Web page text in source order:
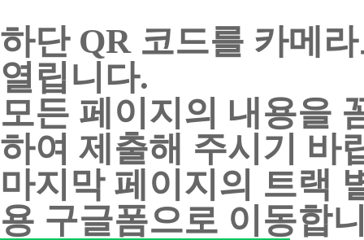
하단 QR 코드를 카메
열립니다.
모든 페이지의 내용을
하여 제출해 주시기 바
마지막 페이지의 트랙
용 구글폼으로 이동합